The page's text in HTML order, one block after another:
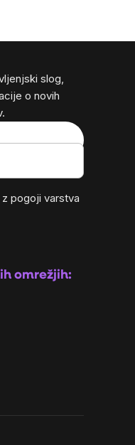
slog,
o novih
pogoji varstva
omrežjih: